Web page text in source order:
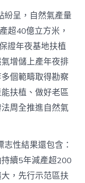
紛呈，自然氣產量
超40億立方米，
證年夜基地扶植
增儲上產年夜排
個範疇取得勘察
扶植、做好老區
周全推進自然氣
性結果還包含：
續5年減產超200
，先行示范區扶